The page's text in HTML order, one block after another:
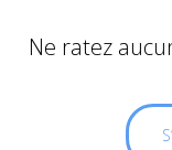
Ne ratez